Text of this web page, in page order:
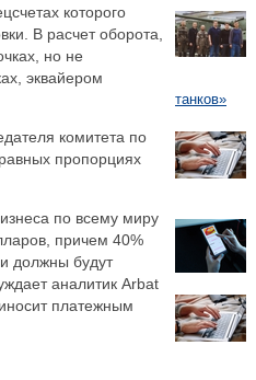
которого
В расчет оборота,
но не
эквайером
комитета по
пропорциях
по всему миру
причем 40%
должны будут
аналитик Arbat
платежным
танков»